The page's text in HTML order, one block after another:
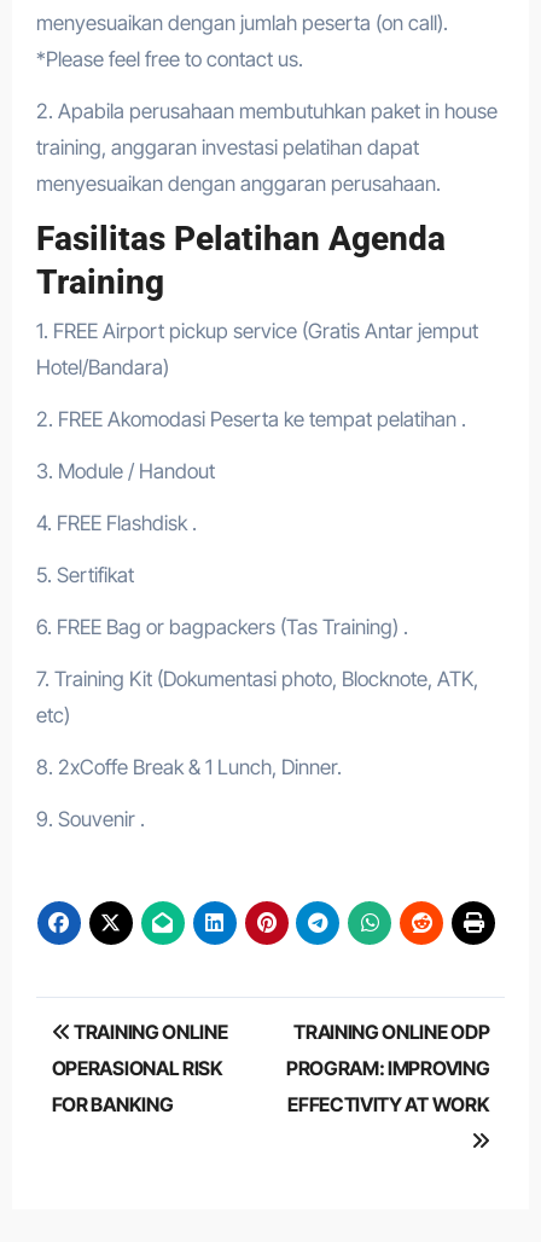
menyesuaikan dengan jumlah peserta (on call).
*Please feel free to contact us.
2. Apabila perusahaan membutuhkan paket in house
training, anggaran investasi pelatihan dapat
menyesuaikan dengan anggaran perusahaan.
Fasilitas Pelatihan Agenda
Training
1. FREE Airport pickup service (Gratis Antar jemput
Hotel/Bandara)
2. FREE Akomodasi Peserta ke tempat pelatihan .
3. Module / Handout
4. FREE Flashdisk .
5. Sertifikat
6. FREE Bag or bagpackers (Tas Training) .
7. Training Kit (Dokumentasi photo, Blocknote, ATK,
etc)
8. 2xCoffe Break & 1 Lunch, Dinner.
9. Souvenir .
Post
navigation
TRAINING ONLINE
OPERASIONAL RISK
FOR BANKING
TRAINING ONLINE ODP
PROGRAM: IMPROVING
EFFECTIVITY AT WORK